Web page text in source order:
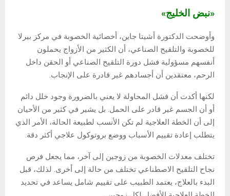
«نبض الخليج»
وأوضحت الدكتورة أشيتا جاين، أخصائية الخصوبة في مركز بيرلا
للخصوبة والتلقيح الصناعي، أن الكثير من الأزواج يحملون
أنفسهم مسؤولية فشل دورة التلقيح الصناعي أو الحقن داخل
الرحم، معتقدين أن أجسادهم غير قادرة على الإنجاب.
لكنها أكدت أن فشل المحاولة لا يعني بالضرورة وجود خلل دائم
أو أن الجسم غير قادر على الحمل. بل يشير في كثير من الأحيان
إلى أن الخطة العلاجية لم تكن الأنسب لطبيعة الحالة، الأمر الذي
يتطلب إعادة تقييم الأسباب ووضع بروتوكول علاجي أكثر دقة.
تختلف معدلات الخصوبة من زوجين إلى آخر، مما يجعل فرص
نجاح التلقيح الاصطناعي تختلف من حالة إلى أخرى. لذلك، قبل
البدء بالعلاج، يعتمد الطبيب على تقييم شامل يساعد في تحديد